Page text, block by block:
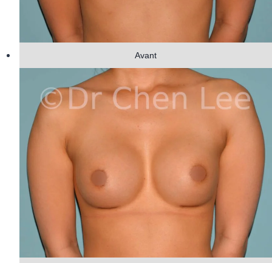
Avant